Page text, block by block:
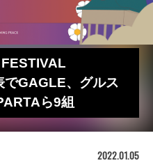
でGAGLE、グルス
ら9組
2022.01.05